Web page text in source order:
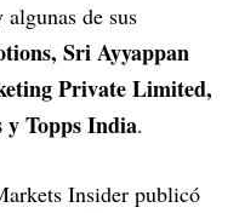
de sus
Sri Ayyappan
Private Limited,
Topps India.
Insider publicó